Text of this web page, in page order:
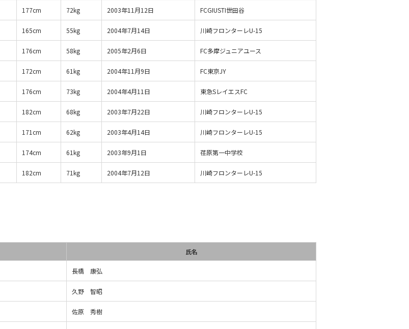
177cm 72kg 2003年11月12日 FCGIUSTI世田谷
165cm 55kg 2004年7月14日 川崎フロンターレU-15
176cm 58kg 2005年2月6日 FC多摩ジュニアユース
172cm 61kg 2004年11月9日 FC東京JY
176cm 73kg 2004年4月11日 東急SレイエスFC
182cm 68kg 2003年7月22日 川崎フロンターレU-15
171cm 62kg 2003年4月14日 川崎フロンターレU-15
174cm 61kg 2003年9月1日 荏原第一中学校
182cm 71kg 2004年7月12日 川崎フロンターレU-15
氏名
長橋 康弘
久野 智昭
佐原 秀樹